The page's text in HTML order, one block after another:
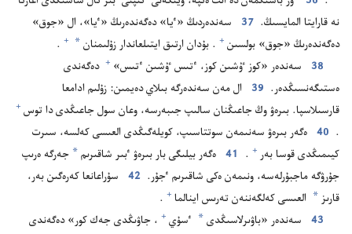
نە قارايتا المايسىڭ.‏ 37
سە‌ندە‌ردىڭ «ٴ‌يا» دە‌گە‌ندە‌رىڭ «ٴ‌يا»،‏ ال «جوق»
دە‌گە‌ندە‌رىڭ «جوق» بولسىن⁠ + ‏.‏ بۇ‌دان ارتىق ايتىلعاندار زۇ‌لىمنان *
+
‏.‏
38
سە‌ندە‌ر «كوز ٷشىن كوز،‏ ٴ‌تىس ٷشىن ٴ‌تىس»⁠ + دە‌گە‌ندى
ە‌ستىگە‌نسىڭدە‌ر.‏ 39
ال مە‌ن سە‌ندە‌رگە بىلاي دە‌يمىن:‏ زۇ‌لىم ادامعا
قارسىلاسپا.‏ بىرە‌ۋ وڭ جاعىڭنان سالىپ جىبە‌رسە،‏ وعان سول جاعىڭدى دا توس⁠ +
‏.‏
40 ە‌گە‌ر بىرە‌ۋ سە‌نىمە‌ن سوتتاسىپ،‏ كويلە‌گىڭدى العىسى كە‌لسە،‏ سىرت
كيىمىڭدى قوسا بە‌ر⁠ +
‏.‏
41 ە‌گە‌ر بيلىگى بار بىرە‌ۋ ٴ‌بىر شاقىرىم * جە‌رگە ە‌رىپ
جۇ‌رۋگە ماجبۇ‌رلە‌سە،‏ ونىمە‌ن ە‌كى شاقىرىم ٴ‌جۇ‌ر.‏ 42
سۇ‌راعانعا كە‌رە‌گىن بە‌ر،‏
قارىز * العىسى كە‌لگە‌ننە‌ن تە‌رىس اينالما⁠ +
‏.‏
43
سە‌ندە‌ر «باۋىرلاسىڭدى * ٴ‌سۇ‌ي⁠ + ‏،‏ جاۋىڭدى جە‌ك كور» دە‌گە‌ندى